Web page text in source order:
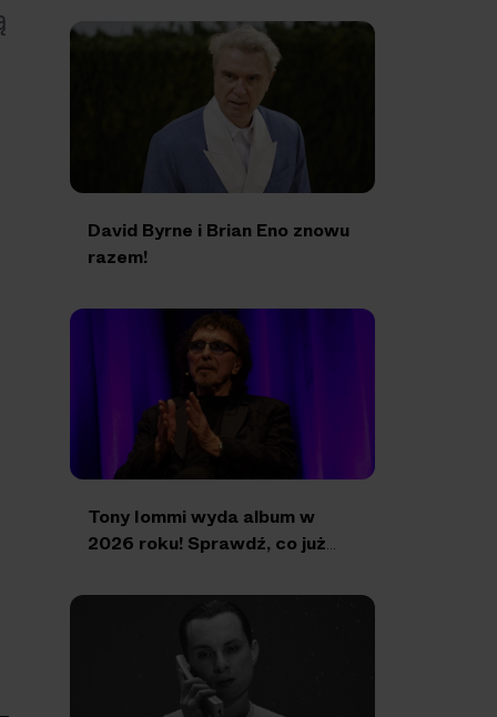
David Byrne i Brian Eno znowu
razem!
Tony Iommi wyda album w
2026 roku! Sprawdź, co już